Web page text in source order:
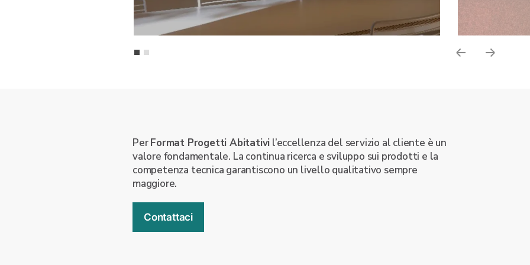
PerFormat Progetti Abitativi l’eccellenza del servizio al cliente è un
valore fondamentale. La continua ricerca e sviluppo sui prodotti e la
competenza tecnica garantiscono un livello qualitativo sempre
maggiore.
Contattaci